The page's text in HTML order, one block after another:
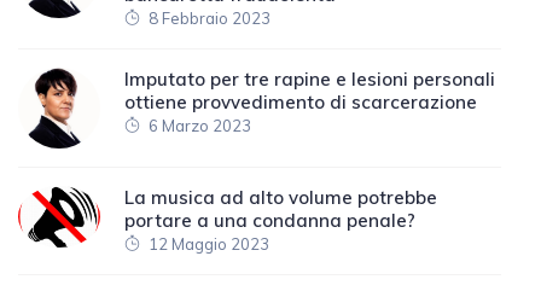
8 Febbraio 2023
Imputato per tre rapine e lesioni personali
ottiene provvedimento di scarcerazione
6 Marzo 2023
La musica ad alto volume potrebbe
portare a una condanna penale?
12 Maggio 2023